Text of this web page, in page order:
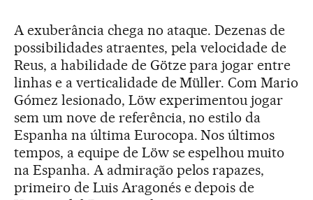
A exuberância chega no ataque. Dezenas de
possibilidades atraentes, pela velocidade de
Reus, a habilidade de Götze para jogar entre
linhas e a verticalidade de Müller. Com Mario
Gómez lesionado, Löw experimentou jogar
sem um nove de referência, no estilo da
Espanha na última Eurocopa. Nos últimos
tempos, a equipe de Löw se espelhou muito
na Espanha. A admiração pelos rapazes,
primeiro de Luis Aragonés e depois de